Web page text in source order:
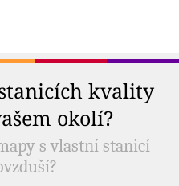
kvality
okolí?
s vlastní stanicí